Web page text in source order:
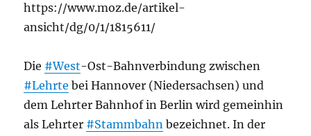
https://www.moz.de/artikel-
ansicht/dg/0/1/1815611/
Die #West-Ost-Bahnverbindung zwischen
#Lehrte bei Hannover (Niedersachsen) und
dem Lehrter Bahnhof in Berlin wird gemeinhin
als Lehrter #Stammbahn bezeichnet. In der